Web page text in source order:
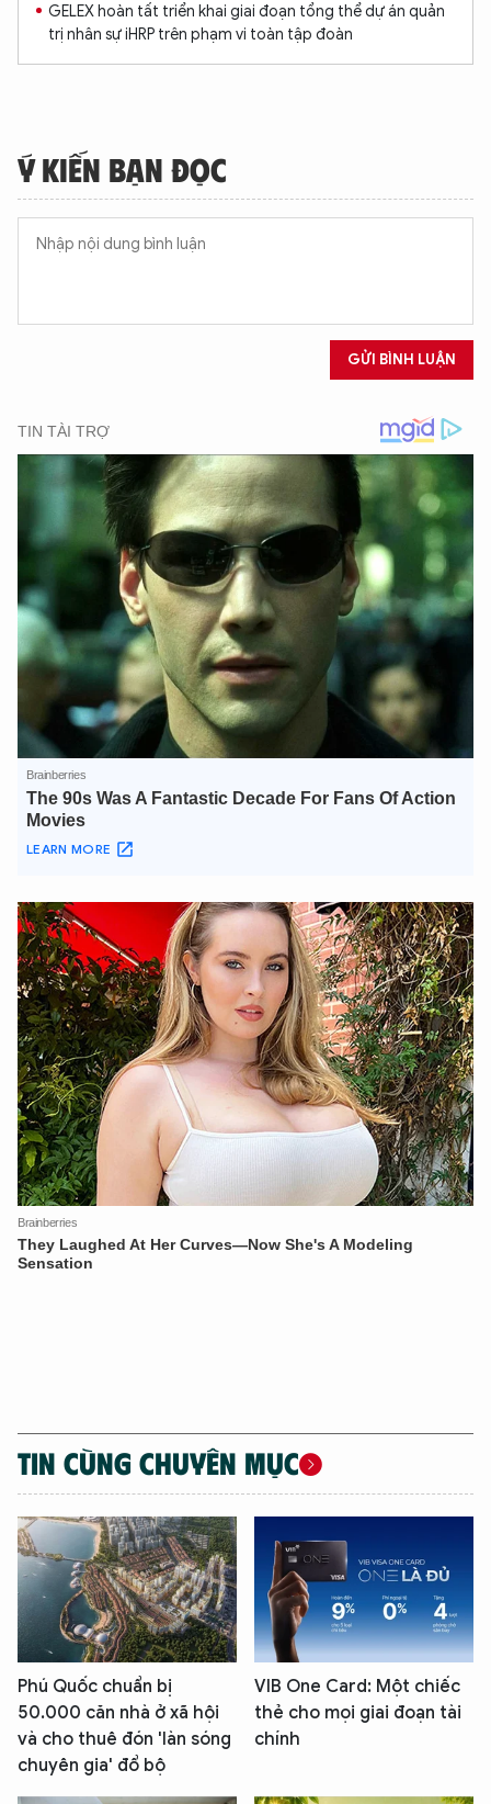
GELEX hoàn tất triển khai giai đoạn tổng thể dự án quản
trị nhân sự iHRP trên phạm vi toàn tập đoàn
Ý KIẾN BẠN ĐỌC
GỬI BÌNH LUẬN
TIN CÙNG CHUYÊN MỤC
Phú Quốc chuẩn bị
50.000 căn nhà ở xã hội
và cho thuê đón 'làn sóng
chuyên gia' đổ bộ
VIB One Card: Một chiếc
thẻ cho mọi giai đoạn tài
chính
XIN CHÀO,
TÔI LÀ CHATBOT CỦA
Hãy hỏi tôi bất kỳ điều gì bạn cần biết về